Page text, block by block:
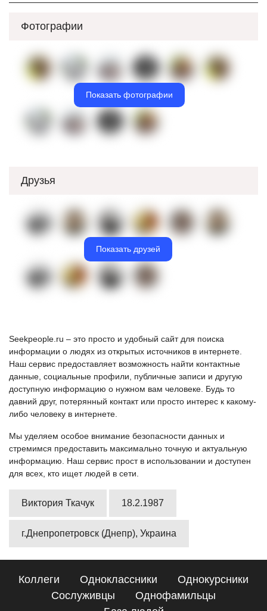
Фотографии
Показать фотографии
Друзья
Показать друзей
Seekpeople.ru – это просто и удобный сайт для поиска
информации о людях из открытых источников в интернете.
Наш сервис предоставляет возможность найти контактные
данные, социальные профили, публичные записи и другую
доступную информацию о нужном вам человеке. Будь то
давний друг, потерянный контакт или просто интерес к какому-
либо человеку в интернете.
Мы уделяем особое внимание безопасности данных и
стремимся предоставить максимально точную и актуальную
информацию. Наш сервис прост в использовании и доступен
для всех, кто ищет людей в сети.
Виктория Ткачук 18.2.1987
г.Днепропетровск (Днепр), Украина
Коллеги Одноклассники
Однокурсники
Сослуживцы
Однофамильцы